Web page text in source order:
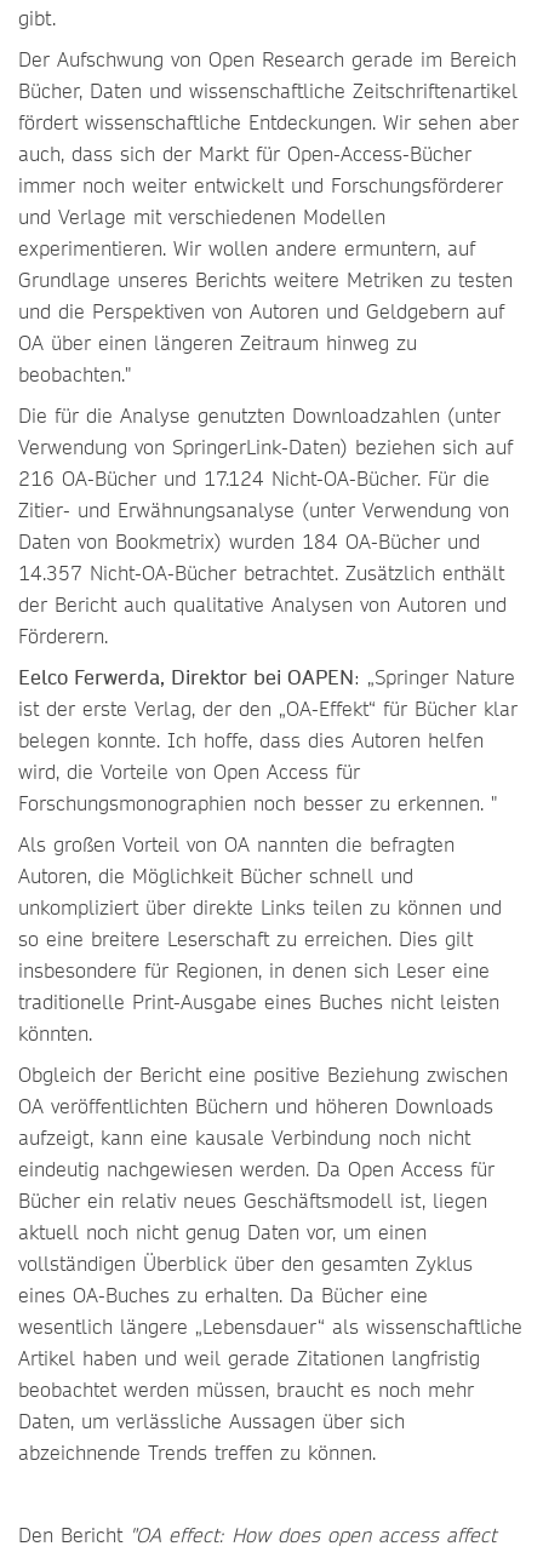
gibt.
Der Aufschwung von Open Research gerade im Bereich
Bücher, Daten und wissenschaftliche Zeitschriftenartikel
fördert wissenschaftliche Entdeckungen. Wir sehen aber
auch, dass sich der Markt für Open-Access-Bücher
immer noch weiter entwickelt und Forschungsförderer
und Verlage mit verschiedenen Modellen
experimentieren. Wir wollen andere ermuntern, auf
Grundlage unseres Berichts weitere Metriken zu testen
und die Perspektiven von Autoren und Geldgebern auf
OA über einen längeren Zeitraum hinweg zu
beobachten."
Die für die Analyse genutzten Downloadzahlen (unter
Verwendung von SpringerLink-Daten) beziehen sich auf
216 OA-Bücher und 17.124 Nicht-OA-Bücher. Für die
Zitier- und Erwähnungsanalyse (unter Verwendung von
Daten von Bookmetrix) wurden 184 OA-Bücher und
14.357 Nicht-OA-Bücher betrachtet. Zusätzlich enthält
der Bericht auch qualitative Analysen von Autoren und
Förderern.
Eelco Ferwerda, Direktor bei OAPEN: „Springer Nature
ist der erste Verlag, der den „OA-Effekt“ für Bücher klar
belegen konnte. Ich hoffe, dass dies Autoren helfen
wird, die Vorteile von Open Access für
Forschungsmonographien noch besser zu erkennen. "
Als großen Vorteil von OA nannten die befragten
Autoren, die Möglichkeit Bücher schnell und
unkompliziert über direkte Links teilen zu können und
so eine breitere Leserschaft zu erreichen. Dies gilt
insbesondere für Regionen, in denen sich Leser eine
traditionelle Print-Ausgabe eines Buches nicht leisten
könnten.
Obgleich der Bericht eine positive Beziehung zwischen
OA veröffentlichten Büchern und höheren Downloads
aufzeigt, kann eine kausale Verbindung noch nicht
eindeutig nachgewiesen werden. Da Open Access für
Bücher ein relativ neues Geschäftsmodell ist, liegen
aktuell noch nicht genug Daten vor, um einen
vollständigen Überblick über den gesamten Zyklus
eines OA-Buches zu erhalten. Da Bücher eine
wesentlich längere „Lebensdauer“ als wissenschaftliche
Artikel haben und weil gerade Zitationen langfristig
beobachtet werden müssen, braucht es noch mehr
Daten, um verlässliche Aussagen über sich
abzeichnende Trends treffen zu können.
Den Bericht "OA effect: How does open access affect